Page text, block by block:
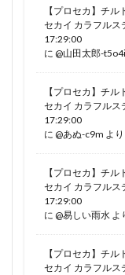
【プロセカ】チ
セカイ カラフル
17:29:00
に @山田太郎-t5o4i
【プロセカ】チ
セカイ カラフル
17:29:00
に @あぬ-c9m より
【プロセカ】チ
セカイ カラフル
17:29:00
に @易しい雨水 よ
【プロセカ】チ
セカイ カラフル